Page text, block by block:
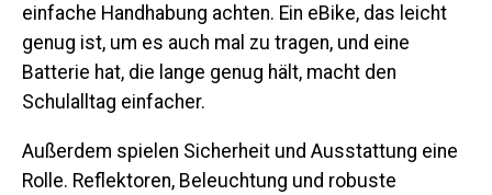
einfache Handhabung achten. Ein eBike, das leicht
genug ist, um es auch mal zu tragen, und eine
Batterie hat, die lange genug hält, macht den
Schulalltag einfacher.
Außerdem spielen Sicherheit und Ausstattung eine
Rolle. Reflektoren, Beleuchtung und robuste